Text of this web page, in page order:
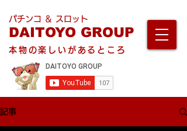
パチンコ ＆ スロット
DAITOYO GROUP
本物の楽しいがあるところ
記事